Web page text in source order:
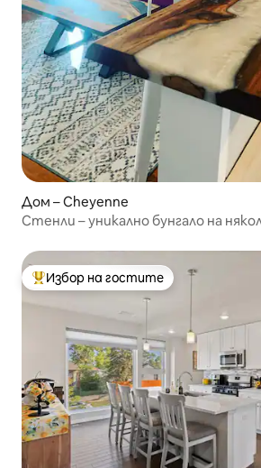
Дом – Cheyenne
Стенли – уникално бунгало на
Най-популярен избор на гостите
Избор на гостите